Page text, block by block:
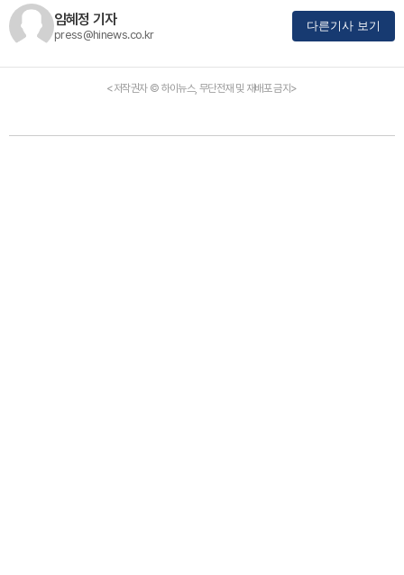
임혜정 기자
press@hinews.co.kr
다른기사 보기
<저작권자 © 하이뉴스, 무단전재 및 재배포 금지>